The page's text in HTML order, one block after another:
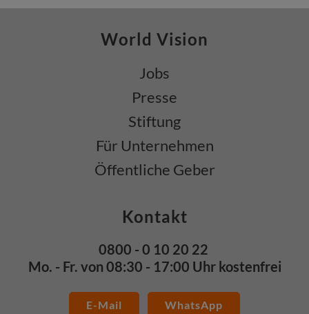
World Vision
Jobs
Presse
Stiftung
Für Unternehmen
Öffentliche Geber
Kontakt
0800 - 0 10 20 22
Mo. - Fr. von 08:30 - 17:00 Uhr kostenfrei
E-Mail WhatsApp